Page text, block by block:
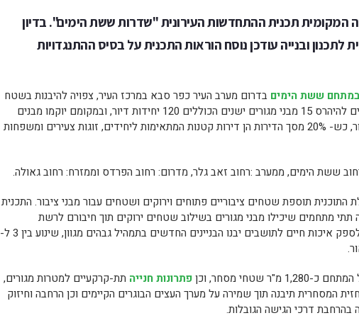
המקומית תכנית ההתחדשות העירונית "שדרות ששת הימים". בדיון
ובנייה עודכן נוסח הוראות התכנית על בסיס ההתנגדויות
ששת הימים בדרום מערב העיר כפר סבא במרכז העיר, צפויה להיבנות בשטח
של כ-21 דונם. במתחם צפויים להיהרס 15 מבני מגורים ישנים הכוללים 120 יחידות דיור, ובמקומם יוקמו מבנים
חדשים ובהם 386 יחידות דיור, כש- 20% מסך הדירות הן דירות קטנות המתאימות ליחידים, זוגות צעירים ומשפחות
ששת הימים, ממערב :רחוב זאב גלר, מדרום: רחוב הפרדס וממזרח: רחוב גאולה.
התוכנית תוספת שטחים ציבוריים פתוחים וירוקים ושטחים עבור מבני ציבור. התכנית
מתחמים שיכילו מבני מגורים בשילוב שטחים ירוקים תוך חיבורם לרשת
השבילים העירוניים. במטרה לספק איכות חיים לתושבים יבנו הבניינים החדשים בתמהיל גבהים מגוון, שינוע בין 3 ל-
שטחי מסחר, וכן
פתרונות חנייה תת-קרקעיים למטרות מגורים,
המסחרית תיבנה תוך שמירה על מערך העצים הבוגרים הקיימים וכן הרחבה וחיזוק
בהרחבת דרכי הגישה הגובלות.